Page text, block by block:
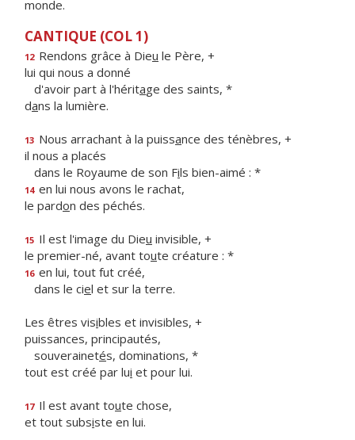
monde.
CANTIQUE (COL 1)
12 Rendons grâce à Dieu le Père, +
lui qui nous a donné
d'avoir part à l'héritage des saints, *
dans la lumière.
13 Nous arrachant à la puissance des ténèbres, +
il nous a placés
dans le Royaume de son Fils bien-aimé : *
14 en lui nous avons le rachat,
le pardon des péchés.
15 Il est l'image du Dieu invisible, +
le premier-né, avant toute créature : *
16 en lui, tout fut créé,
dans le ciel et sur la terre.
Les êtres visibles et invisibles, +
puissances, principautés,
souverainetés, dominations, *
tout est créé par lui et pour lui.
17 Il est avant toute chose,
et tout subsiste en lui.